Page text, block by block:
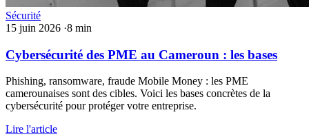
Sécurité
15 juin 2026 ·8 min
Cybersécurité des PME au Cameroun : les bases
Phishing, ransomware, fraude Mobile Money : les PME
camerounaises sont des cibles. Voici les bases concrètes de la
cybersécurité pour protéger votre entreprise.
Lire l'article